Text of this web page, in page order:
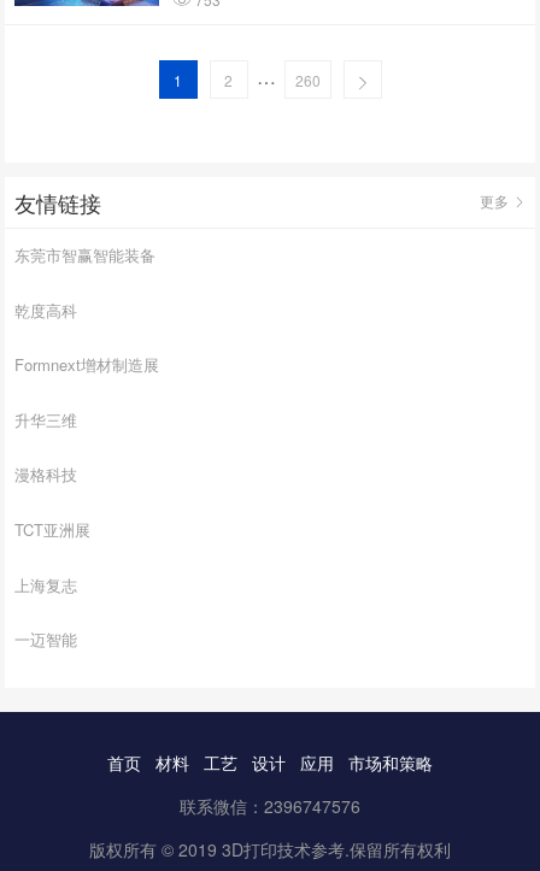
1 2 … 260
友情链接 更多
东莞市智赢智能装备
乾度高科
Formnext增材制造展
升华三维
漫格科技
TCT亚洲展
上海复志
一迈智能
首页 材料 工艺 设计 应用
市场和策略
联系微信：2396747576
版权所有 © 2019 3D打印技术参考.保留所有权利